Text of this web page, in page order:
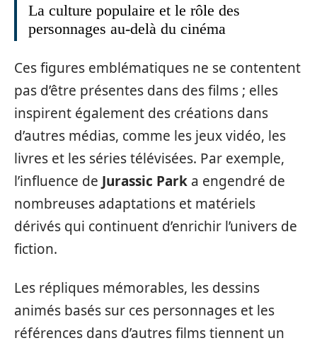
La culture populaire et le rôle des
personnages au-delà du cinéma
Ces figures emblématiques ne se contentent
pas d’être présentes dans des films ; elles
inspirent également des créations dans
d’autres médias, comme les jeux vidéo, les
livres et les séries télévisées. Par exemple,
l’influence de Jurassic Park a engendré de
nombreuses adaptations et matériels
dérivés qui continuent d’enrichir l’univers de
fiction.
Les répliques mémorables, les dessins
animés basés sur ces personnages et les
références dans d’autres films tiennent un